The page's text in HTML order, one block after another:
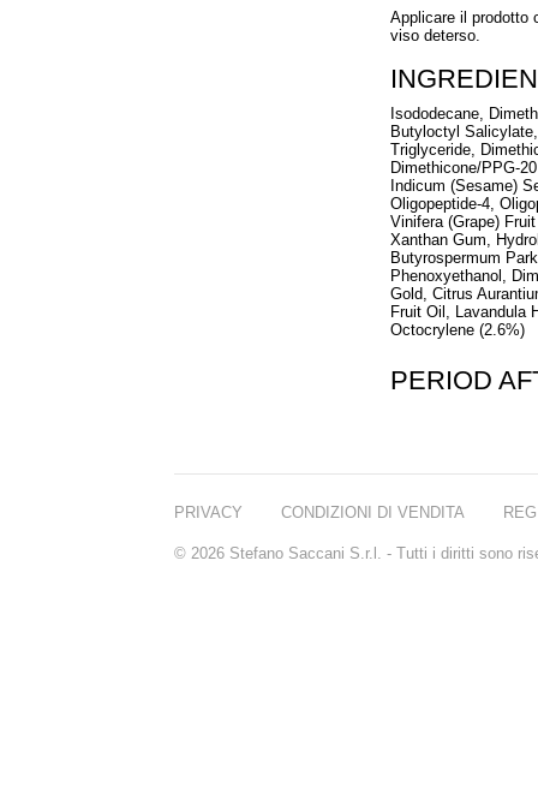
Applicare il prodotto
viso deterso.
Isododecane,
Butyloctyl
Triglyceride,
Dimethicone/PPG-
Indicum (Sesame)
Oligopeptide-4,
Vinifera (Grape)
Xanthan Gum,
Butyrospermum
Phenoxyethanol,
Gold, Citrus
Fruit Oil, Lavandula
Octocrylene (2.6%)
PERIOD
PRIVACY CONDIZIONI DI VENDITA
© 2026 Stefano Saccani S.r.l. - Tutti i diritti sono